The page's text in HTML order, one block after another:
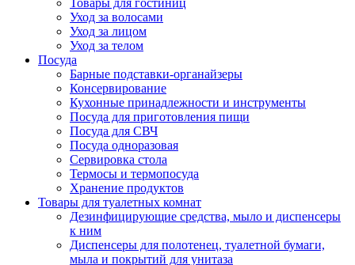
Товары для гостиниц
Уход за волосами
Уход за лицом
Уход за телом
Посуда
Барные подставки-органайзеры
Консервирование
Кухонные принадлежности и инструменты
Посуда для приготовления пищи
Посуда для СВЧ
Посуда одноразовая
Сервировка стола
Термосы и термопосуда
Хранение продуктов
Товары для туалетных комнат
Дезинфицирующие средства, мыло и диспенсеры
к ним
Диспенсеры для полотенец, туалетной бумаги,
мыла и покрытий для унитаза